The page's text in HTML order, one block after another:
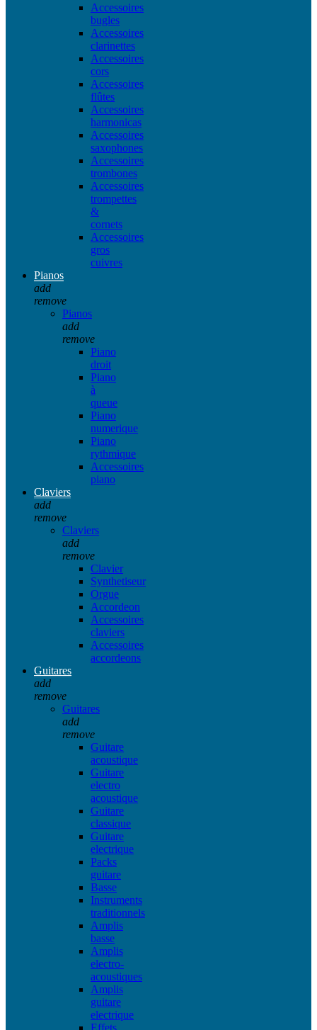
Accessoires
bugles
Accessoires
clarinettes
Accessoires
cors
Accessoires
flûtes
Accessoires
harmonicas
Accessoires
saxophones
Accessoires
trombones
Accessoires
trompettes
&
cornets
Accessoires
gros
cuivres
Pianos
add
remove
Pianos
add
remove
Piano
droit
Piano
à
queue
Piano
numerique
Piano
rythmique
Accessoires
piano
Claviers
add
remove
Claviers
add
remove
Clavier
Synthetiseur
Orgue
Accordeon
Accessoires
claviers
Accessoires
accordeons
Guitares
add
remove
Guitares
add
remove
Guitare
acoustique
Guitare
electro
acoustique
Guitare
classique
Guitare
electrique
Packs
guitare
Basse
Instruments
traditionnels
Amplis
basse
Amplis
electro-
acoustiques
Amplis
guitare
electrique
Effets